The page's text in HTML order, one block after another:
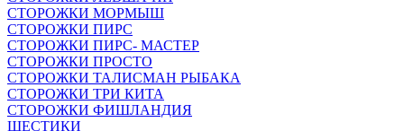
СТОРОЖКИ МОРМЫШ
СТОРОЖКИ ПИРС
СТОРОЖКИ ПИРС- МАСТЕР
СТОРОЖКИ ПРОСТО
СТОРОЖКИ ТАЛИСМАН РЫБАКА
СТОРОЖКИ ТРИ КИТА
СТОРОЖКИ ФИШЛАНДИЯ
ШЕСТИКИ